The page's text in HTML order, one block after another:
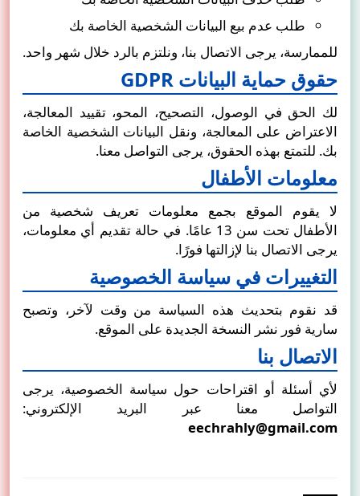
طلب عدم بيع البيانات الشخصية الخاصة بك
للممارسة، يرجى الاتصال بنا، ونلتزم بالرد خلال شهر واحد.
حقوق حماية البيانات GDPR
لك الحق في الوصول، التصحيح، المحو، تقييد المعالجة،
الاعتراض على المعالجة، ونقل البيانات الشخصية الخاصة
بك. للتمتع بهذه الحقوق، يرجى التواصل معنا.
معلومات الأطفال
لا يقوم الموقع بجمع معلومات تعريف شخصية من
الأطفال تحت سن 13 عامًا. في حالة تقديم أي معلومات،
يرجى الاتصال بنا لإزالتها فورًا.
التغييرات في سياسة الخصوصية
قد نقوم بتحديث هذه السياسة من وقت لآخر، وتصبح
سارية فور نشر النسخة الجديدة على الموقع.
الاتصال بنا
لأي أسئلة أو اقتراحات حول سياسة الخصوصية، يرجى
التواصل معنا عبر البريد الإلكتروني:
eechrahly@gmail.com